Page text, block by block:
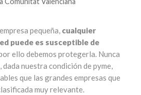
pequeña, cualquier
puede es susceptible de
ello debemos protegerla. Nunca
dada nuestra condición de pyme,
que las grandes empresas que
muy relevante.